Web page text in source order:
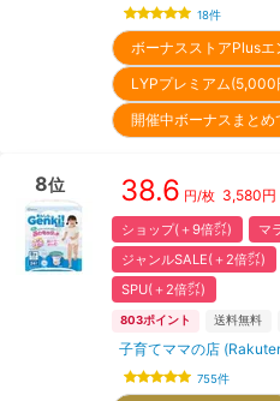
18件
ボーナスストアPlus
LYPプレミアム
開催中ボーナスまと
8位 38.6 円/枚 3,580円
ショップ(＋9倍㌽)
マ
ジャンルSALE(＋2倍㌽)
SPU(＋2倍㌽)
803ポイント 送料無料
子育てママの店
755件